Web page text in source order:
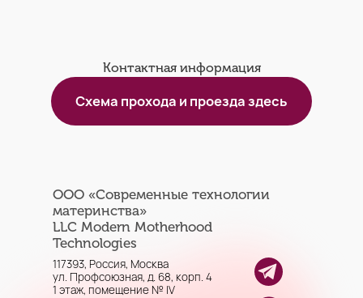
Контактная информация
Схема прохода и проезда здесь
ООО «Современные технологии
материнства»
LLC Modern Motherhood
Technologies
117393, Россия, Москва
ул. Профсоюзная, д. 68, корп. 4
1 этаж, помещение № IV